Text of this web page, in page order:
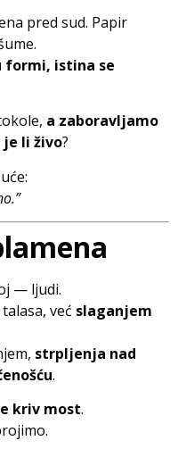
pred sud. Papir
formi, istina se
a zaboravljamo
li živo?
— ljudi.
već slaganjem
strpljenja nad
.
kriv most.